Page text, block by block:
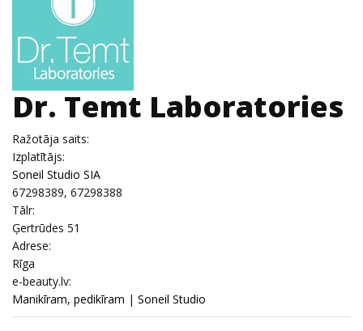
Dr. Temt Laboratories
Ražotāja saits:
Izplatītājs:
Soneil Studio SIA
67298389, 67298388
Tālr:
Ģertrūdes 51
Adrese:
Rīga
e-beauty.lv:
Manikīram, pedikīram | Soneil Studio